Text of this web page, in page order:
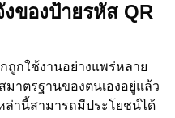
ของป้ายรหัส QR
กใช้งานอย่างแพร่หลาย
าตรฐานของตนเองอยู่แล้ว
านี้สามารถมีประโยชน์ได้